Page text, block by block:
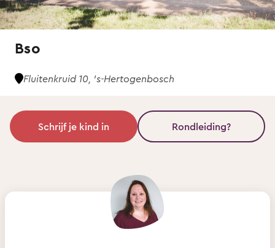
Bso
Fluitenkruid 10, 's-Hertogenbosch
Schrijf je kind in Rondleiding?